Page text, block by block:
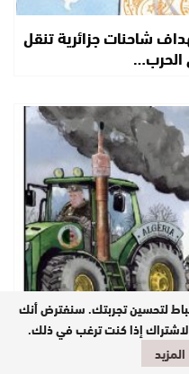
شاحنات جزائرية تنقل
الحرب…
التلفزيون الجزائري
لتحسين تجربتك. سنفترض أنك
إذا كنت ترغب في ذلك.
المزيد